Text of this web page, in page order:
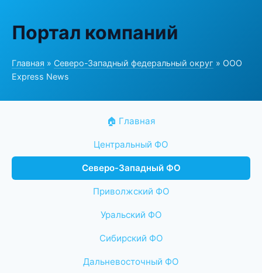
Портал компаний
Главная » Северо-Западный федеральный округ » ООО
Express News
🏠 Главная
Центральный ФО
Северо-Западный ФО
Приволжский ФО
Уральский ФО
Сибирский ФО
Дальневосточный ФО